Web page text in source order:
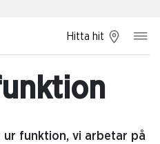
Hitta hit
ur funktion, vi arbetar på